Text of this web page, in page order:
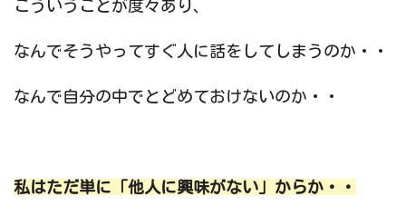
こういうことが度々あり、
なんでそうやってすぐ人に話をしてしまうのか・・
なんで自分の中でとどめておけないのか・・
私はただ単に「他人に興味がない」からか・・